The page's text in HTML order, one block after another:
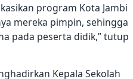
program Kota Jambi
mereka pimpin, sehingga
pada peserta didik,” tutup
Kepala Sekolah